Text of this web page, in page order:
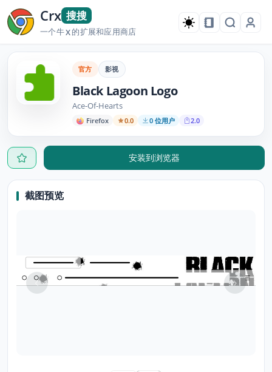
Crx 搜搜
一个牛X的扩展和应用商店
官方 影视
Black Lagoon Logo
Ace-Of-Hearts
Firefox 0.0 0 位用户 2.0
安装到浏览器
截图预览